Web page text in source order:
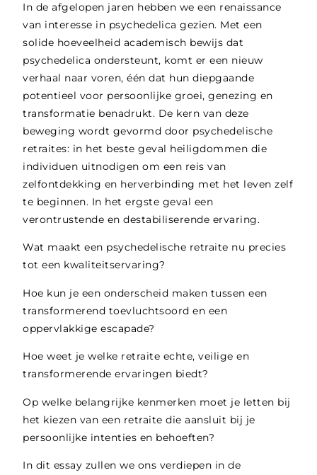
In de afgelopen jaren hebben we een renaissance
van interesse in psychedelica gezien. Met een
solide hoeveelheid academisch bewijs dat
psychedelica ondersteunt, komt er een nieuw
verhaal naar voren, één dat hun diepgaande
potentieel voor persoonlijke groei, genezing en
transformatie benadrukt. De kern van deze
beweging wordt gevormd door psychedelische
retraites: in het beste geval heiligdommen die
individuen uitnodigen om een reis van
zelfontdekking en herverbinding met het leven zelf
te beginnen. In het ergste geval een
verontrustende en destabiliserende ervaring.
Wat maakt een psychedelische retraite nu precies
tot een kwaliteitservaring?
Hoe kun je een onderscheid maken tussen een
transformerend toevluchtsoord en een
oppervlakkige escapade?
Hoe weet je welke retraite echte, veilige en
transformerende ervaringen biedt?
Op welke belangrijke kenmerken moet je letten bij
het kiezen van een retraite die aansluit bij je
persoonlijke intenties en behoeften?
In dit essay zullen we ons verdiepen in de